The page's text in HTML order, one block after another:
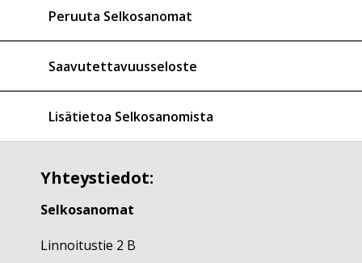
Peruuta Selkosanomat
Saavutettavuusseloste
Lisätietoa Selkosanomista
Yhteystiedot:
Selkosanomat
Linnoitustie 2 B